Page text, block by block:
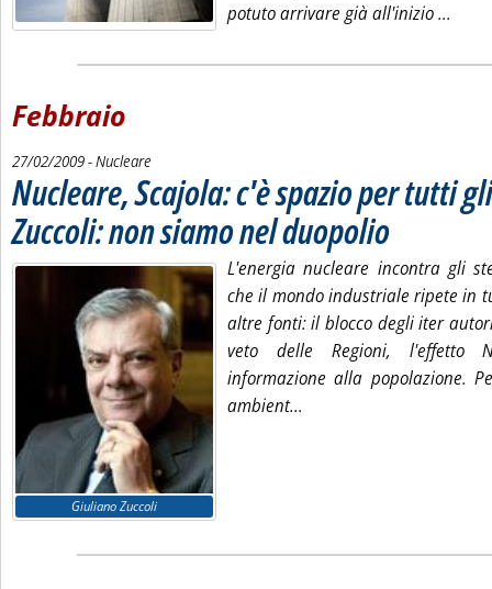
potuto arrivare già all'inizio ...
Febbraio
27/02/2009- Nucleare
Nucleare, Scajola: c'è spazio per tutti
Zuccoli: non siamo nel duopolio . Pubblicata
Giuliano Zuccoli
L'energia nucleare incontra gli
che il mondo industriale ripete in
altre fonti: il blocco degli iter
veto delle Regioni, l'effetto
informazione alla popolazione.
ambient...